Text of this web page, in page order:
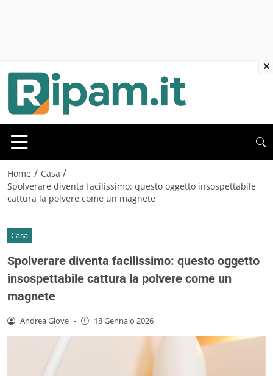
Home / Casa /
Spolverare diventa facilissimo: questo oggetto insospettabile
cattura la polvere come un magnete
Casa
Spolverare diventa facilissimo: questo oggetto
insospettabile cattura la polvere come un
magnete
Andrea Giove - 18 Gennaio 2026
×